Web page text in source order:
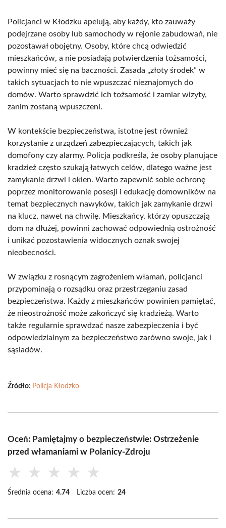
Policjanci w Kłodzku apelują, aby każdy, kto zauważy
podejrzane osoby lub samochody w rejonie zabudowań, nie
pozostawał obojętny. Osoby, które chcą odwiedzić
mieszkańców, a nie posiadają potwierdzenia tożsamości,
powinny mieć się na baczności. Zasada „złoty środek” w
takich sytuacjach to nie wpuszczać nieznajomych do
domów. Warto sprawdzić ich tożsamość i zamiar wizyty,
zanim zostaną wpuszczeni.
W kontekście bezpieczeństwa, istotne jest również
korzystanie z urządzeń zabezpieczających, takich jak
domofony czy alarmy. Policja podkreśla, że osoby planujące
kradzież często szukają łatwych celów, dlatego ważne jest
zamykanie drzwi i okien. Warto zapewnić sobie ochronę
poprzez monitorowanie posesji i edukację domowników na
temat bezpiecznych nawyków, takich jak zamykanie drzwi
na klucz, nawet na chwilę. Mieszkańcy, którzy opuszczają
dom na dłużej, powinni zachować odpowiednią ostrożność
i unikać pozostawienia widocznych oznak swojej
nieobecności.
W związku z rosnącym zagrożeniem włamań, policjanci
przypominają o rozsądku oraz przestrzeganiu zasad
bezpieczeństwa. Każdy z mieszkańców powinien pamiętać,
że nieostrożność może zakończyć się kradzieżą. Warto
także regularnie sprawdzać nasze zabezpieczenia i być
odpowiedzialnym za bezpieczeństwo zarówno swoje, jak i
sąsiadów.
Źródło: Policja Kłodzko
Oceń: Pamiętajmy o bezpieczeństwie: Ostrzeżenie
przed włamaniami w Polanicy-Zdroju
★ ★ ★ ★ ★
Średnia ocena: 4.74 Liczba ocen: 24